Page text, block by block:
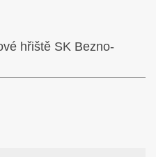
hřiště SK Bezno-